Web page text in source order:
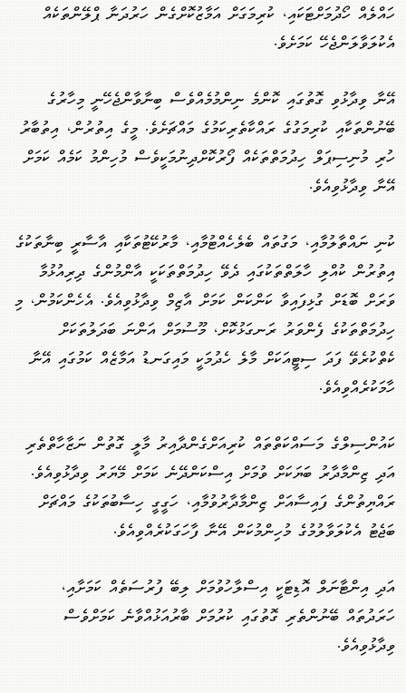
ހައްލެއް ހޯދުމަށްޓަކައި، ކުރިމަގަށް އަމާޒުކޮށްގެން ހަރުދަނާ ޕްލޭންތަކެއް
އެކުލަވާލަންޖެހޭ ކަމަށެވެ.
އޭނާ ވިދާޅުވި ގޮތުގައި ކޮންމެ ނިންމުމެއްވެސް ބިނާވާންޖެހޭނީ މިހާރުގެ
ބޭނުންތަކާއި ކުރިމަގުގެ ރައްކާތެރިކަމުގެ މައްޗަށެވެ. މީގެ އިތުރުން، އިތުބާރު
ހުރި މުނިސިޕަލް ހިދުމަތްތަކެއް ފޯރުކޮށްދިނުމަކީވެސް މުހިންމު ކަމެއް ކަމަށް
އޭނާ ވިދާޅުވިއެވެ.
ކުނި ނައްތާލުމާއި، މަގުތައް ބެލެހެއްޓުމާއި، މާރުކޭޓުތަކާއި އާސާރީ ބިނާތަކުގެ
އިތުރުން ކުއްލި ހާލަތްތަކުގައި ދެވޭ ހިދުމަތްތަކަކީ އާންމުންގެ ދިރިއުޅުމާ
ވަރަށް ބޮޑަށް ގުޅިފައިވާ ކަންކަން ކަމަށް އާޒިމް ވިދާޅުވިއެވެ. އެހެންކަމުން، މި
ހިދުމަތްތަކުގެ ފެންވަރު ރަނގަޅުކޮށް، މޫސުމަށް އަންނަ ބަދަލުތަކަށް
ކެތްކުރެވޭ ފަދަ ސިޓީއަކަށް މާލެ ހެދުމަކީ މައިގަނޑު އަމާޒެއް ކަމުގައި އޭނާ
ހާމަކުރެއްވިއެވެ.
ކައުންސިލްގެ މަސައްކަތްތައް ކުރިއަށްގެންދާއިރު މާލީ ގޮތުން ނަޒާހާތްތެރި
އަދި ޒިންމާދާރު ބަޔަކަށް ވުމަށް އިސްކަންދޭނެ ކަމަށް މޭޔަރު ވިދާޅުވިއެވެ.
ރައްޔިތުންގެ ފައިސާއަށް ޒިންމާދާރުވުމާއި، ހަގީގީ ހިސާބުތަކުގެ މައްޗަށް
ބަޖެޓު އެކުލަވާލުމުގެ މުހިންމުކަން އޭނާ ފާހަގަކުރެއްވިއެވެ.
އަދި އިންޓާނަލް އޮޑިޓަކީ އިސްލާހުވުމަށް ލިބޭ ފުރުސަތެއް ކަމަށާއި،
ހަރަދުތައް ބޭނުންތެރި ގޮތުގައި ކުރުމަށް ބާރުއަޅުއްވާނެ ކަމަށްވެސް
ވިދާޅުވިއެވެ.